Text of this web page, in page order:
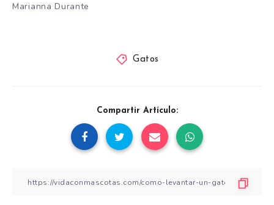
Marianna Durante
Gatos
Compartir Artículo: